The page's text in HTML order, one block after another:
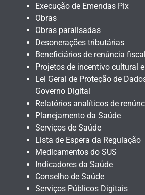
Execução de Emendas Pix
Obras
Obras paralisadas
Desonerações tributárias
Beneficiários de renúncia fiscal
Projetos de incentivo cultural
Lei Geral de Proteção de
Governo Digital
Relatórios analíticos de
Planejamento da Saúde
Serviços de Saúde
Lista de Espera da Regulação
Medicamentos do SUS
Indicadores da Saúde
Conselho de Saúde
Serviços Públicos Digitais